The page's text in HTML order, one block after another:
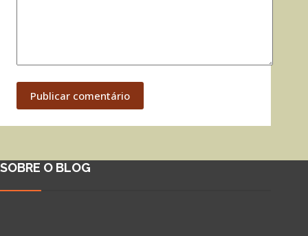
Publicar comentário
SOBRE O BLOG